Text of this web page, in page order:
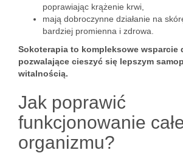
poprawiając krążenie krwi,
mają dobroczynne działanie na
bardziej promienna i zdrowa.
Sokoterapia to kompleksowe wsparcie
pozwalające cieszyć się lepszym
witalnością.
Jak poprawić
funkcjonowanie
organizmu?